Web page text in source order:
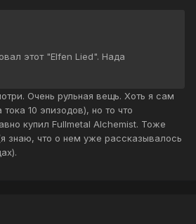
этот "Elfen Lied". Нада
Очень рульная вещь. Хоть я сам
10 эпизодов), но то что
купил Fullmetal Alchemist. Тоже
знаю, что о нем уже рассказывалось